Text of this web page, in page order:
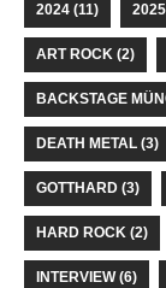
2024 (11) 2025
ART ROCK (2)
BACKSTAGE
DEATH METAL (3)
GOTTHARD (3)
HARD ROCK (2)
INTERVIEW(6)